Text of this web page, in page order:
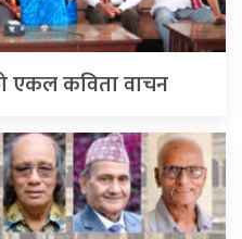
एकल कविता वाचन